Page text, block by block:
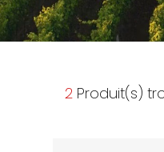
2 Produit(s)